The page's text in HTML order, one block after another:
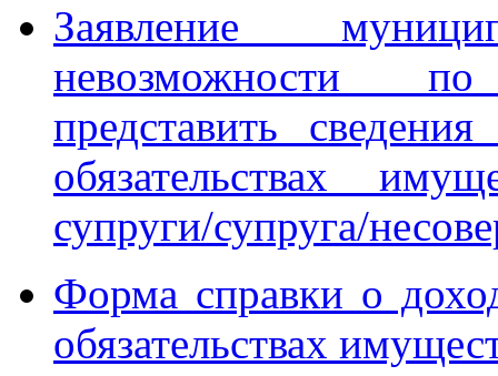
Заявление
невозможности
представить
обязательствах
супруги/супруга/
Форма справки о
обязательствах